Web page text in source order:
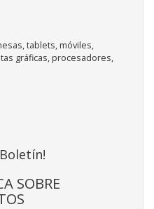
tablets, móviles,
gráficas, procesadores,
SOBRE